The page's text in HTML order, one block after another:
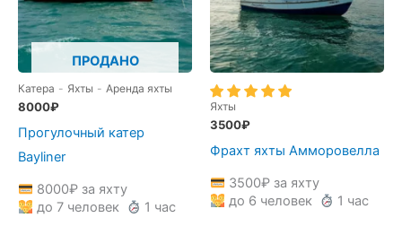
ПРОДАНО
Катера - Яхты - Аренда яхты
8000₽
Прогулочный катер
Bayliner
8000₽за яхту
до 7 человек
1 час
Яхты
3500₽
Фрахт яхты Амморовелла
3500₽за яхту
до 6 человек
1 час